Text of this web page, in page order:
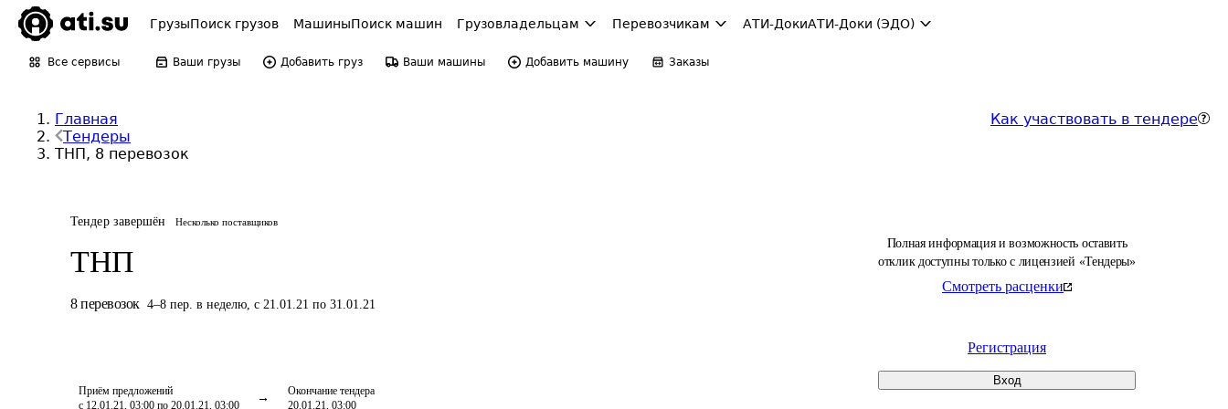
ГрузыПоиск грузов МашиныПоиск машин Грузовладельцам Перевозчикам АТИ-ДокиАТИ-Доки (ЭДО)
Все сервисы Ваши грузы Добавить груз Ваши машины Добавить машину Заказы
Главная
Тендеры
ТНП, 8 перевозок
Как участвовать в тендере
Тендер завершён Несколько поставщиков
ТНП
8 перевозок 4–8 пер. в неделю, с 21.01.21 по 31.01.21
Приём предложений
с 12.01.21, 03:00 по 20.01.21, 03:00
Окончание тендера
20.01.21, 03:00
Полная информация и возможность оставить
отклик доступны только с лицензией «Тендеры»
Смотреть расценки
Регистрация
Вход